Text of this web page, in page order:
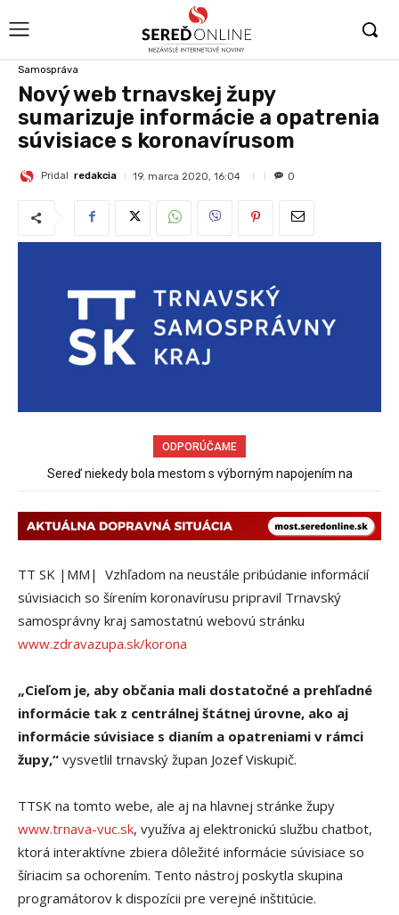
Samospráva
Nový web trnavskej župy
sumarizuje informácie a opatrenia
súvisiace s koronavírusom
Pridal redakcia 19. marca 2020, 16:04 0
ODPORÚČAME
Sereď niekedy bola mestom s výborným napojením na
Pri venčení na Jesenského ulici mal usmrtiť psíka vlčiak, ktorý
TT SK |MM| Vzhľadom na neustále pribúdanie informácií
súvisiacich so šírením koronavírusu pripravil Trnavský
samosprávny kraj samostatnú webovú stránku
www.zdravazupa.sk/korona
„Cieľom je, aby občania mali dostatočné a prehľadné
informácie tak z centrálnej štátnej úrovne, ako aj
informácie súvisiace s dianím a opatreniami v rámci
župy,“ vysvetlil trnavský župan Jozef Viskupič.
TTSK na tomto webe, ale aj na hlavnej stránke župy
www.trnava-vuc.sk, využíva aj elektronickú službu chatbot,
ktorá interaktívne zbiera dôležité informácie súvisiace so
šíriacim sa ochorením. Tento nástroj poskytla skupina
programátorov k dispozícii pre verejné inštitúcie.